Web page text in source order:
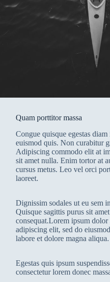
Quam porttitor massa
Congue quisque egestas
euismod quis. Non curabitur
Adipiscing commodo elit at
sit amet nulla. Enim tortor at
cursus metus. Leo vel orci
laoreet.
Dignissim sodales ut eu sem
Quisque sagittis purus sit
consequat.Lorem ipsum dolor
adipiscing elit, sed do
labore et dolore magna aliqua.
Egestas quis ipsum
consectetur lorem donec